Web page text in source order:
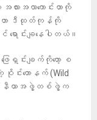
အလာကောင်းတာကို
ာ ဒီထုတ်ကုန်ကို
ာင်းချနေပါတယ်။
ရှင်းချက်ကိုတော့ စ
င်းဟောနက် (Wild
င်နီယာအဖွဲ့တစ်ဖွဲ့က